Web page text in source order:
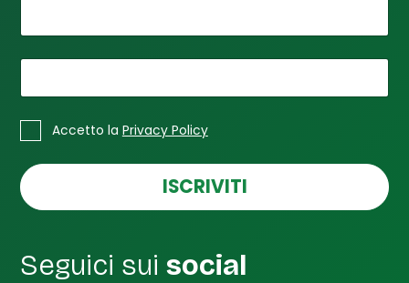
a
s
l
S
a
C
a
e
l
i
* Accetto la Privacy Policy
ISCRIVITI
Seguici suisocial